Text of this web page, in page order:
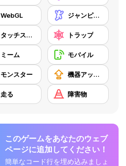
WebGL ジャンピング
タッチスクリーン トラップ
ミーム モバイル
モンスター 機器アップグレードの購入
走る 障害物
このゲームをあなたのウェブ
ページに追加してください！
簡単なコード行を埋め込みましょ